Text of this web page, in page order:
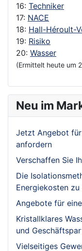
16: Techniker
17: NACE
18: Hall-Héroult-
19: Risiko
20: Wasser
(Ermittelt heute um
Neu im
Jetzt Angebot
anfordern
Verschaffen Sie
Die
Energiekosten zu
Angebote für
Kristallklares
und
Vielseitiges